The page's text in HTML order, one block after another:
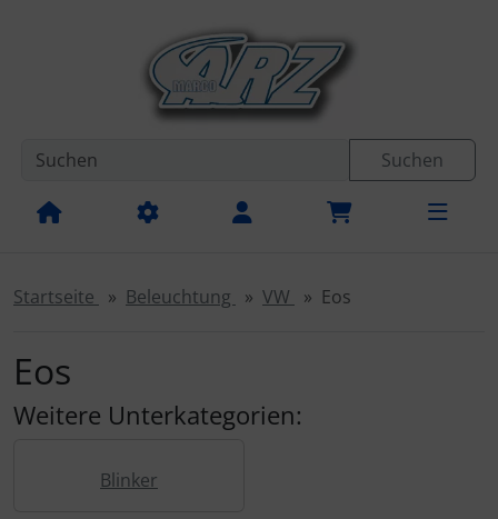
Suchen
Startseite Beleuchtung VW Eos
Eos
Weitere Unterkategorien:
Blinker